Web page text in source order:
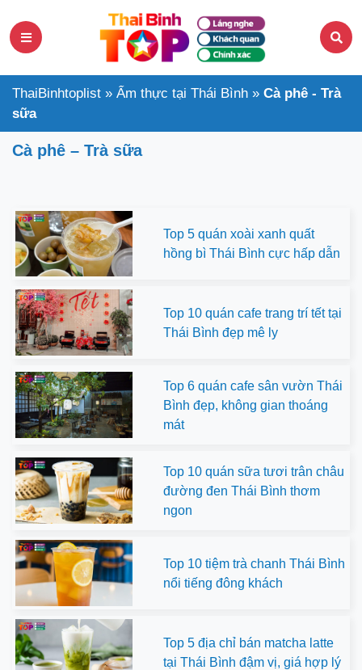
ThaiBinhtoplist » Ẩm thực tại Thái Bình » Cà phê - Trà
sữa
Cà phê – Trà sữa
Top 5 quán xoài xanh quất
hồng bì Thái Bình cực hấp dẫn
Top 10 quán cafe trang trí tết tại
Thái Bình đẹp mê ly
Top 6 quán cafe sân vườn Thái
Bình đẹp, không gian thoáng
mát
Top 10 quán sữa tươi trân châu
đường đen Thái Bình thơm
ngon
Top 10 tiệm trà chanh Thái Bình
nổi tiếng đông khách
Top 5 địa chỉ bán matcha latte
tại Thái Bình đậm vị, giá hợp lý